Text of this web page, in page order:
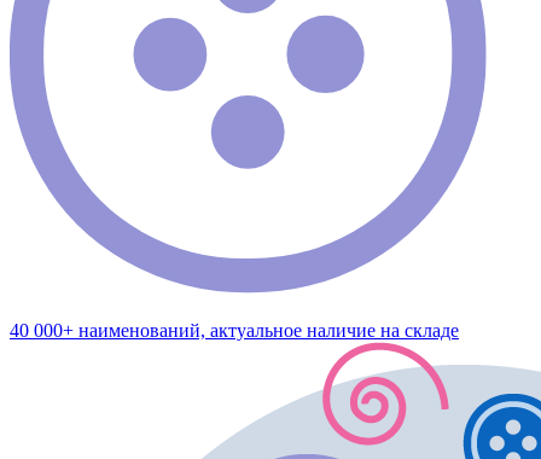
40 000+ наименований, актуальное наличие на складе